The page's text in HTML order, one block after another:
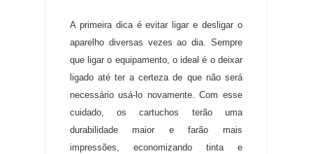
A primeira dica é evitar ligar e desligar o
aparelho diversas vezes ao dia. Sempre
que ligar o equipamento, o ideal é o deixar
ligado até ter a certeza de que não será
necessário usá-lo novamente. Com esse
cuidado, os cartuchos terão uma
durabilidade maior e farão mais
impressões, economizando tinta e